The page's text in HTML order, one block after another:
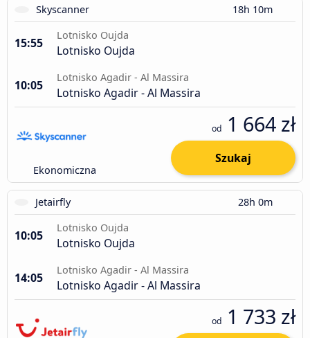
Skyscanner 18h 10m
15:55
Lotnisko Oujda
Lotnisko Oujda
10:05
Lotnisko Agadir - Al Massira
Lotnisko Agadir - Al Massira
Ekonomiczna
od 1 664 zł
Szukaj
Jetairfly 28h 0m
10:05
Lotnisko Oujda
Lotnisko Oujda
14:05
Lotnisko Agadir - Al Massira
Lotnisko Agadir - Al Massira
od 1 733 zł